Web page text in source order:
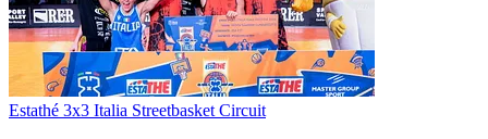
Estathé 3x3 Italia Streetbasket Circuit